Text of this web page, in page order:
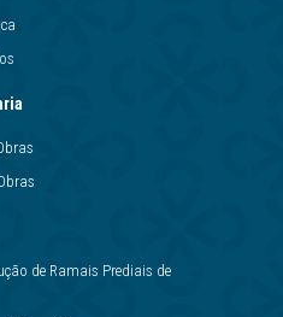
de Ramais Prediais de